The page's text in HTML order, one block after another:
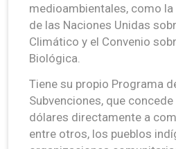
medioambientales, como
de las Naciones Unidas
Climático y el Convenio
Biológica.
Tiene su propio Programa
Subvenciones, que
dólares directamente a
entre otros, los pueblos